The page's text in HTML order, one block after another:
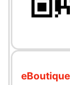
eBoutique